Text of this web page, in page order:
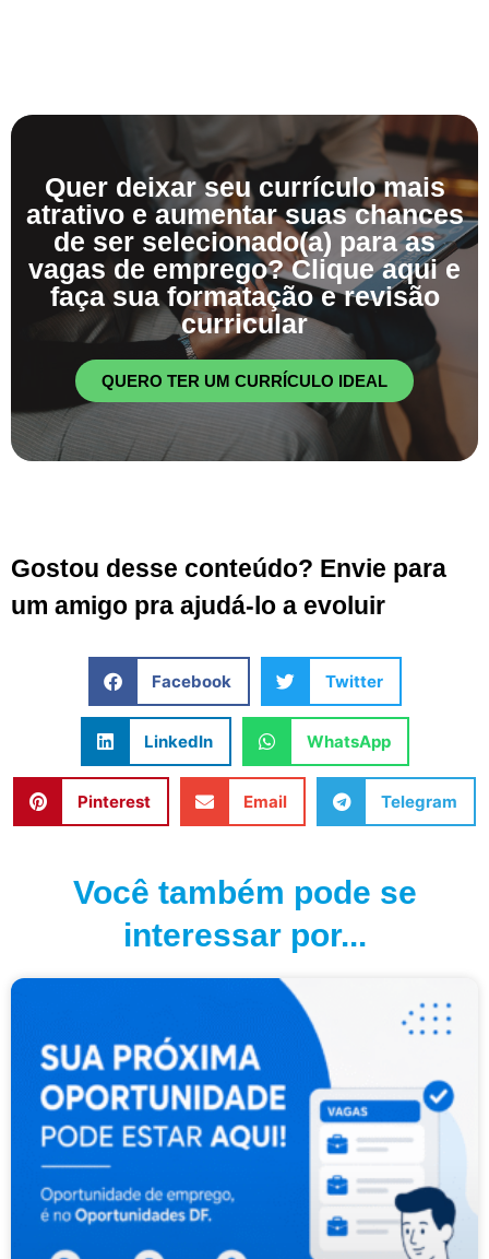
Quer deixar seu currículo mais
atrativo e aumentar suas chances
de ser selecionado(a) para as
vagas de emprego? Clique aqui e
faça sua formatação e revisão
curricular
QUERO TER UM CURRÍCULO IDEAL
Gostou desse conteúdo? Envie para
um amigo pra ajudá-lo a evoluir
Facebook Twitter
LinkedIn WhatsApp
Pinterest Email Telegram
Você também pode se
interessar por...